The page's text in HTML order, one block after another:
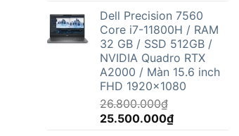
là:
19.500.000₫.
tại
là:
18.000.000₫.
Dell Precision 7560
Core i7-11800H / RAM
32 GB / SSD 512GB /
NVIDIA Quadro RTX
A2000 / Màn 15.6 inch
FHD 1920x1080
26.800.000₫
Giá
25.500.000₫Giá